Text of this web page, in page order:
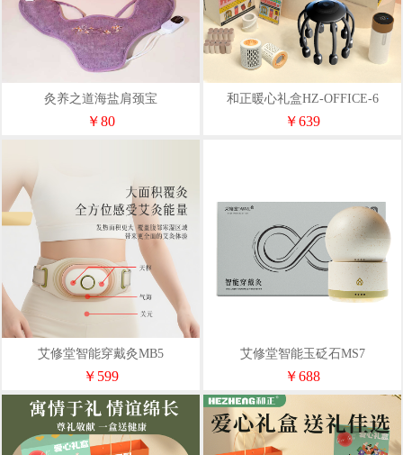
灸养之道海盐肩颈宝
￥80
和正暖心礼盒HZ-OFFICE-6
￥639
艾修堂智能穿戴灸MB5
￥599
艾修堂智能玉砭石MS7
￥688